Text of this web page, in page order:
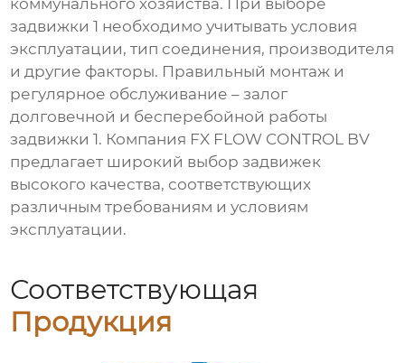
коммунального хозяйства. При выборе
задвижки 1 необходимо учитывать условия
эксплуатации, тип соединения, производителя
и другие факторы. Правильный монтаж и
регулярное обслуживание – залог
долговечной и бесперебойной работы
задвижки 1. Компания FX FLOW CONTROL BV
предлагает широкий выбор задвижек
высокого качества, соответствующих
различным требованиям и условиям
эксплуатации.
Соответствующая
Продукция